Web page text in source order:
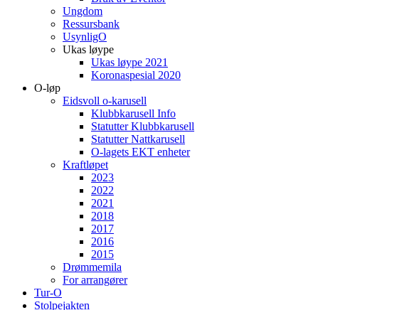
Ungdom
Ressursbank
UsynligO
Ukas løype
Ukas løype 2021
Koronaspesial 2020
O-løp
Eidsvoll o-karusell
Klubbkarusell Info
Statutter Klubbkarusell
Statutter Nattkarusell
O-lagets EKT enheter
Kraftløpet
2023
2022
2021
2018
2017
2016
2015
Drømmemila
For arrangører
Tur-O
Stolpejakten